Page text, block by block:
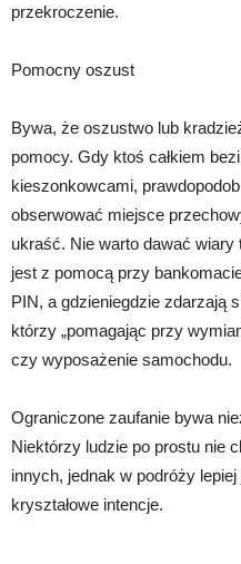
przekroczenie.
Pomocny oszust
Bywa, że oszustwo lub
pomocy. Gdy ktoś całkiem
kieszonkowcami,
obserwować miejsce
ukraść. Nie warto dawać
jest z pomocą przy
PIN, a gdzieniegdzie zdarzają
którzy „pomagając przy
czy wyposażenie samochodu.
Ograniczone zaufanie bywa
Niektórzy ludzie po prostu nie
innych, jednak w podróży
kryształowe intencje.